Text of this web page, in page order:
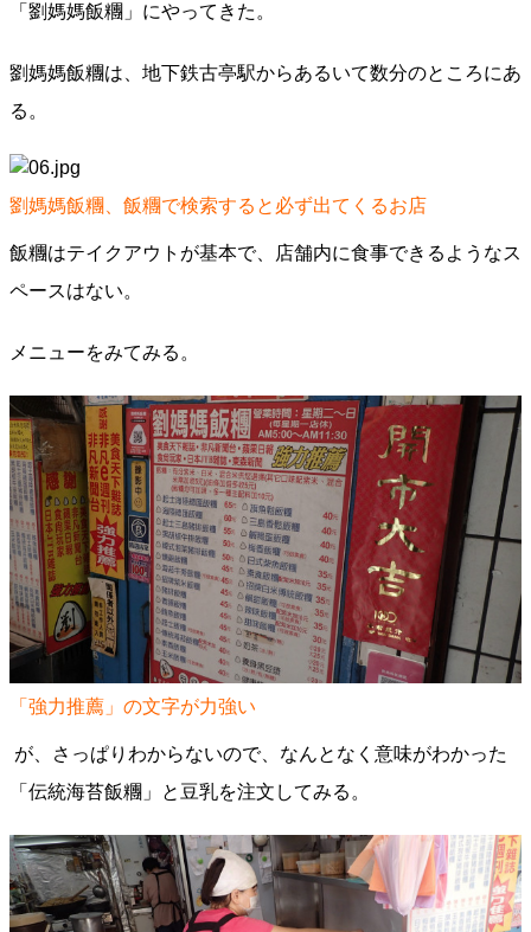
「劉媽媽飯糰」にやってきた。
劉媽媽飯糰は、地下鉄古亭駅からあるいて数分のところにあ
る。
劉媽媽飯糰、飯糰で検索すると必ず出てくるお店
飯糰はテイクアウトが基本で、店舗内に食事できるようなス
ペースはない。
メニューをみてみる。
「強力推薦」の文字が力強い
が、さっぱりわからないので、なんとなく意味がわかった
「伝統海苔飯糰」と豆乳を注文してみる。